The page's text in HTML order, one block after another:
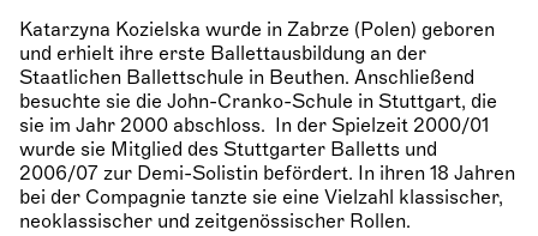
Katarzyna Kozielska wurde in Zabrze (Polen) geboren
und erhielt ihre erste Ballettausbildung an der
Staatlichen Ballettschule in Beuthen. Anschließend
besuchte sie die John-Cranko-Schule in Stuttgart, die
sie im Jahr 2000 abschloss. In der Spielzeit 2000/01
wurde sie Mitglied des Stuttgarter Balletts und
2006/07 zur Demi-Solistin befördert. In ihren 18 Jahren
bei der Compagnie tanzte sie eine Vielzahl klassischer,
neoklassischer und zeitgenössischer Rollen.